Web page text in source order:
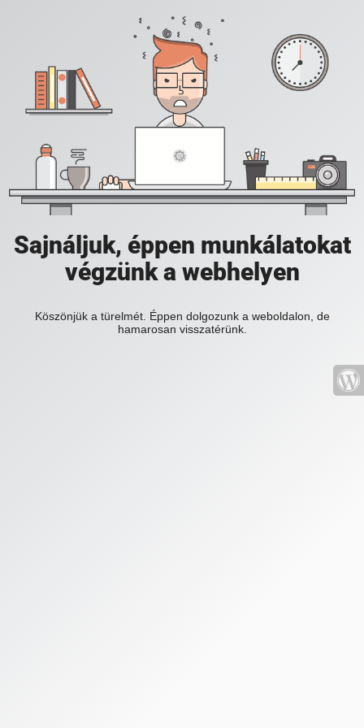
Sajnáljuk, éppen munkálatokat
végzünk a webhelyen
Köszönjük a türelmét. Éppen dolgozunk a weboldalon, de
hamarosan visszatérünk.